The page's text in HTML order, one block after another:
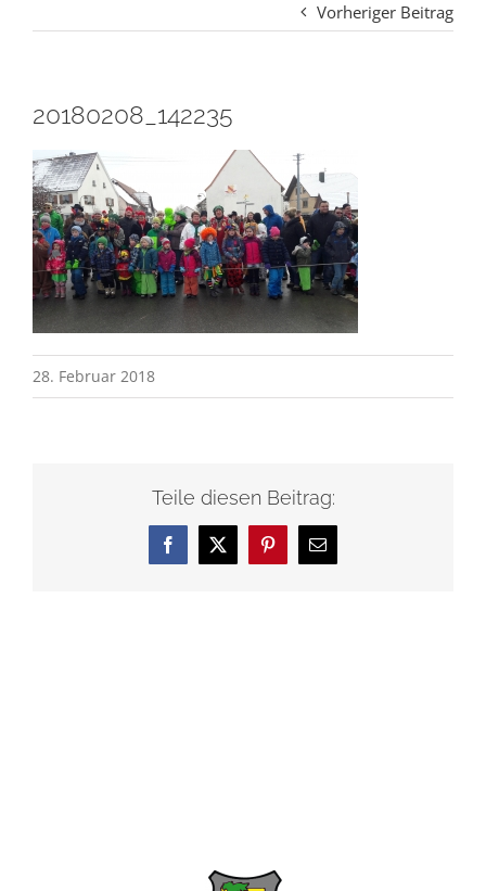
Vorheriger Beitrag
20180208_142235
28. Februar 2018
Teile diesen Beitrag:
Facebook
X Pinterest
E-
Mail